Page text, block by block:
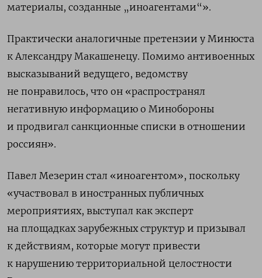
материалы, созданные „иноагентами“».
Практически аналогичные претензии у Минюста
к Александру Макашенецу. Помимо антивоенных
высказываний ведущего, ведомству
не понравилось, что он «распространял
негативную информацию о Минобороны
и продвигал санкционные списки в отношении
россиян».
Павел Мезерин стал «иноагентом», поскольку
«участвовал в иностранных публичных
мероприятиях, выступал как эксперт
на площадках зарубежных структур и призывал
к действиям, которые могут привести
к нарушению территориальной целостности